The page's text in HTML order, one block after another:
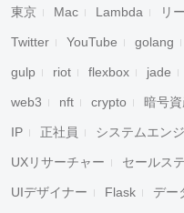
東京 Mac Lambda リ
Twitter YouTube golang
gulp riot flexbox jade
web3 nft crypto 暗号
IP 正社員 システムエン
UXリサーチャー セールス
UIデザイナー Flask デー